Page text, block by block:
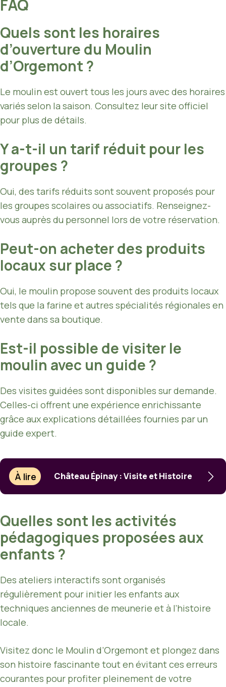
FAQ
Quels sont les horaires
d’ouverture du Moulin
d’Orgemont ?
Le moulin est ouvert tous les jours avec des horaires
variés selon la saison. Consultez leur site officiel
pour plus de détails.
Y a-t-il un tarif réduit pour les
groupes ?
Oui, des tarifs réduits sont souvent proposés pour
les groupes scolaires ou associatifs. Renseignez-
vous auprès du personnel lors de votre réservation.
Peut-on acheter des produits
locaux sur place ?
Oui, le moulin propose souvent des produits locaux
tels que la farine et autres spécialités régionales en
vente dans sa boutique.
Est-il possible de visiter le
moulin avec un guide ?
Des visites guidées sont disponibles sur demande.
Celles-ci offrent une expérience enrichissante
grâce aux explications détaillées fournies par un
guide expert.
À lire Château Épinay : Visite et Histoire
Quelles sont les activités
pédagogiques proposées aux
enfants ?
Des ateliers interactifs sont organisés
régulièrement pour initier les enfants aux
techniques anciennes de meunerie et à l’histoire
locale.
Visitez donc le Moulin d’Orgemont et plongez dans
son histoire fascinante tout en évitant ces erreurs
courantes pour profiter pleinement de votre